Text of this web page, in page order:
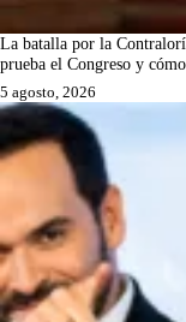
La batalla por la
prueba el Congreso y
5 agosto, 2026